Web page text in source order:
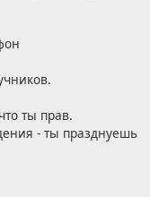
ты прав.
- ты празднуешь